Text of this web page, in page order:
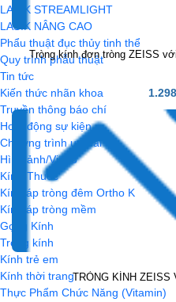
LASIK STREAMLIGHT
LASIK NÂNG CAO
Phẩu thuật đục thủy tinh thể
Quy trình phẫu thuật
Tin tức
Kiến thức nhãn khoa
Truyền thông báo chí
Hoạt động sự kiện
Chương trình ưu đãi
Hình ảnh/Video
Kính-Thuốc
Kính áp tròng đêm Ortho K
Kính áp tròng mềm
Gọng Kính
Tròng kính
Kính trẻ em
Kính thời trang
Thực Phẩm Chức Năng (Vitamin)
1.60
1.67
1.74
Chất liệu
Polycarbonate
Plastic
Thủy tinh
Trivex
Hi plastic
Tròng kính đơn tròng ZEISS
TRÒNG